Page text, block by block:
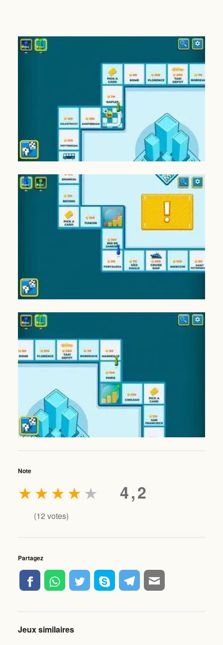
Note
4,2
★
★
★
★
★
(12 votes)
Partagez
Jeux similaires